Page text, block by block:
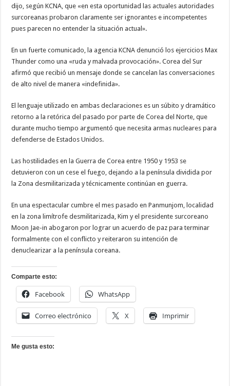
dijo, según KCNA, que «en esta oportunidad las actuales autoridades
surcoreanas probaron claramente ser ignorantes e incompetentes
pues parecen no entender la situación actual».
En un fuerte comunicado, la agencia KCNA denunció los ejercicios Max
Thunder como una «ruda y malvada provocación». Corea del Sur
afirmó que recibió un mensaje donde se cancelan las conversaciones
de alto nivel de manera «indefinida».
El lenguaje utilizado en ambas declaraciones es un súbito y dramático
retorno a la retórica del pasado por parte de Corea del Norte, que
durante mucho tiempo argumentó que necesita armas nucleares para
defenderse de Estados Unidos.
Las hostilidades en la Guerra de Corea entre 1950 y 1953 se
detuvieron con un cese el fuego, dejando a la península dividida por
la Zona desmilitarizada y técnicamente continúan en guerra.
En una espectacular cumbre el mes pasado en Panmunjom, localidad
en la zona limítrofe desmilitarizada, Kim y el presidente surcoreano
Moon Jae-in abogaron por lograr un acuerdo de paz para terminar
formalmente con el conflicto y reiteraron su intención de
denuclearizar a la península coreana.
Comparte esto:
Facebook WhatsApp
Correo electrónico X Imprimir
Me gusta esto: